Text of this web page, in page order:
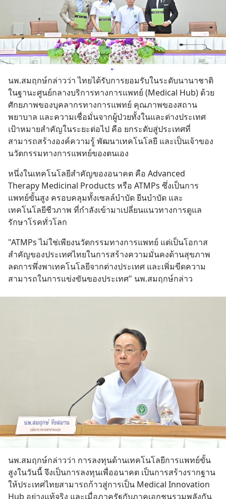
นพ.สมฤกษ์กล่าวว่า ไทยได้รับการยอมรับในระดับนานาชาติ
ในฐานะศูนย์กลางบริการทางการแพทย์ (Medical Hub) ด้วย
ศักยภาพของบุคลากรทางการแพทย์ คุณภาพของสถาน
พยาบาล และความเชื่อมั่นจากผู้ป่วยทั้งในและต่างประเทศ
เป้าหมายสำคัญในระยะต่อไป คือ ยกระดับสู่ประเทศที่
สามารถสร้างองค์ความรู้ พัฒนาเทคโนโลยี และเป็นเจ้าของ
นวัตกรรมทางการแพทย์ของตนเอง
หนึ่งในเทคโนโลยีสำคัญของอนาคต คือ Advanced
Therapy Medicinal Products หรือ ATMPs ซึ่งเป็นการ
แพทย์ขั้นสูง ครอบคลุมทั้งเซลล์บำบัด ยีนบำบัด และ
เทคโนโลยีชีวภาพ ที่กำลังเข้ามาเปลี่ยนแนวทางการดูแล
รักษาโรคทั่วโลก
"ATMPs ไม่ใช่เพียงนวัตกรรมทางการแพทย์ แต่เป็นโอกาส
สำคัญของประเทศไทยในการสร้างความมั่นคงด้านสุขภาพ
ลดการพึ่งพาเทคโนโลยีจากต่างประเทศ และเพิ่มขีดความ
สามารถในการแข่งขันของประเทศ" นพ.สมฤกษ์กล่าว
นพ.สมฤกษ์กล่าวว่า การลงทุนด้านเทคโนโลยีการแพทย์ขั้น
สูงในวันนี้ จึงเป็นการลงทุนเพื่ออนาคต เป็นการสร้างรากฐาน
ให้ประเทศไทยสามารถก้าวสู่การเป็น Medical Innovation
Hub อย่างแท้จริง และเมื่อภาครัฐกับภาคเอกชนรวมพลังกัน